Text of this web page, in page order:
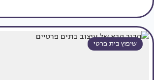
שיפוץ בית פרטי